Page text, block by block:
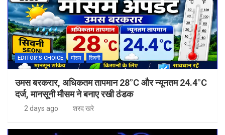
EDITOR'S CHOICE मौसम सिवनी
उमस बरकरार, अधिकतम तापमान 28°C और न्यूनतम 24.4°C
दर्ज, मानसूनी मौसम ने बनाए रखी ठंडक
2 days ago शरद खरे